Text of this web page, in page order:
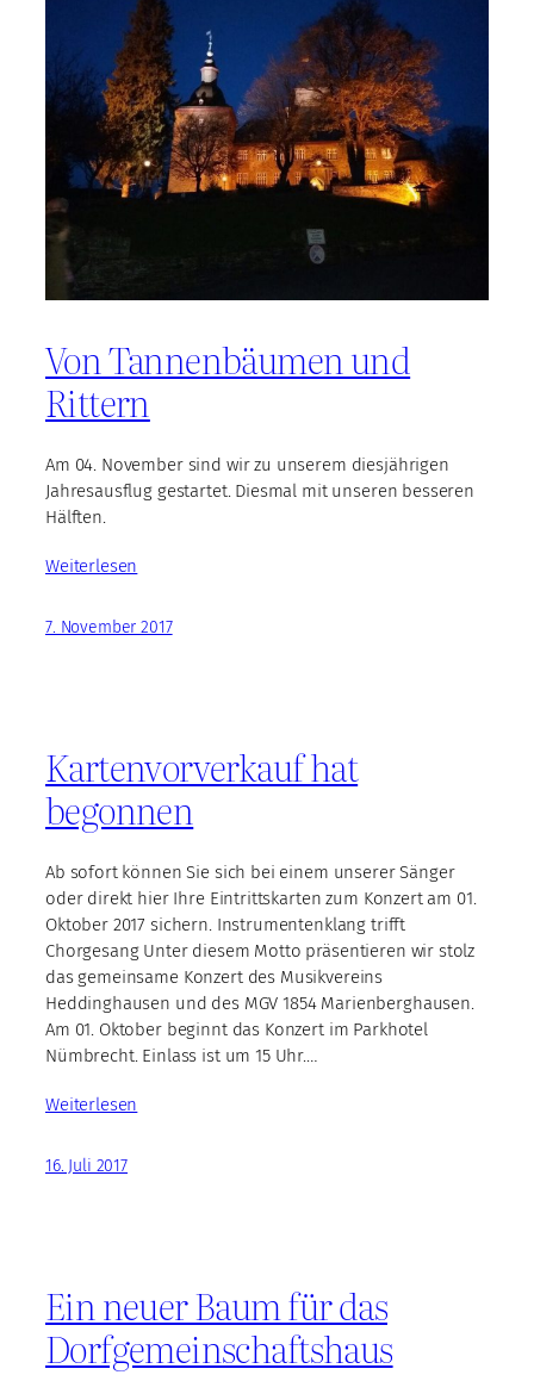
Von Tannenbäumen und
Rittern
Am 04. November sind wir zu unserem diesjährigen
Jahresausflug gestartet. Diesmal mit unseren besseren
Hälften.
Weiterlesen
7. November 2017
Kartenvorverkauf hat
begonnen
Ab sofort können Sie sich bei einem unserer Sänger
oder direkt hier Ihre Eintrittskarten zum Konzert am 01.
Oktober 2017 sichern. Instrumentenklang trifft
Chorgesang Unter diesem Motto präsentieren wir stolz
das gemeinsame Konzert des Musikvereins
Heddinghausen und des MGV 1854 Marienberghausen.
Am 01. Oktober beginnt das Konzert im Parkhotel
Nümbrecht. Einlass ist um 15 Uhr.…
Weiterlesen
16. Juli 2017
Ein neuer Baum für das
Dorfgemeinschaftshaus